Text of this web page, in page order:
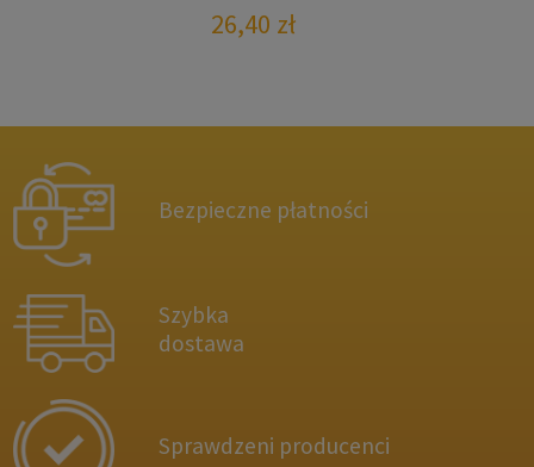
26,40 zł
Bezpieczne płatności
Szybka
dostawa
Sprawdzeni producenci